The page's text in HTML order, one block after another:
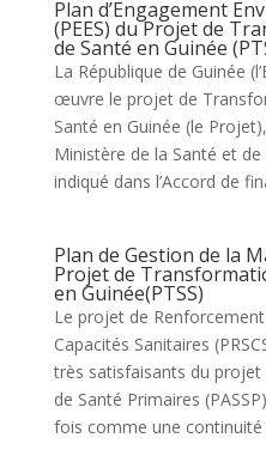
Plan d’Engagement
(PEES) du Projet de
de Santé en Guinée
La République de Guinée
œuvre le projet de
Santé en Guinée (le
Ministère de la Santé et de
indiqué dans l’Accord de
Plan de Gestion de la
Projet de
en Guinée(PTSS)
Le projet de
Capacités Sanitaires
très satisfaisants du projet
de Santé Primaires
fois comme une continuité